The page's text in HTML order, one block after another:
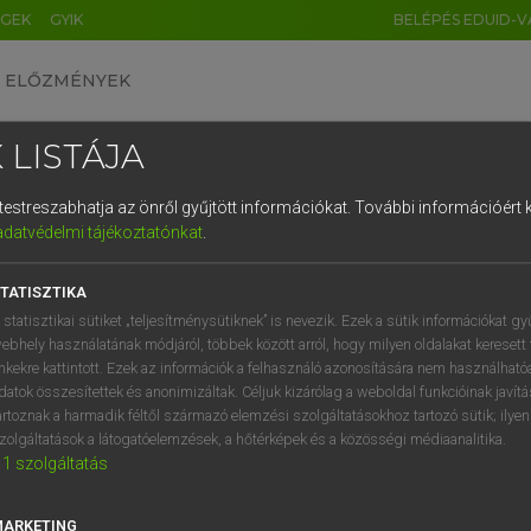
GYIK BELÉPÉS EDUID-
ELŐZMÉNYEK
egyetemes nagyszótár
VAN ELŐFIZETÉSED?
megtekintéséhez.
LISTÁJA
az önről gyűjtött információkat. További információért
tájékoztatónkat.
statisztikai sütiket „teljesítménysütiknek” is nevezik. Ezek a sütik információkat
használatának módjáról, többek között arról, hogy milyen oldalakat keresett
kattintott. Ezek az információk a felhasználó azonosítására nem
összesítettek és anonimizáltak. Céljuk kizárólag a weboldal funkcióinak
a harmadik féltől származó elemzési szolgáltatásokhoz tartozó sütik;
a látogatóelemzések, a hőtérképek és a közösségi médiaanalitika.
1 szolgáltatás
DE CN FR ES IT NL
1 2 3 4 5 6 7 8 9
q w e r t z u i
a s d f g h j k l é
í y x c v b n m , .